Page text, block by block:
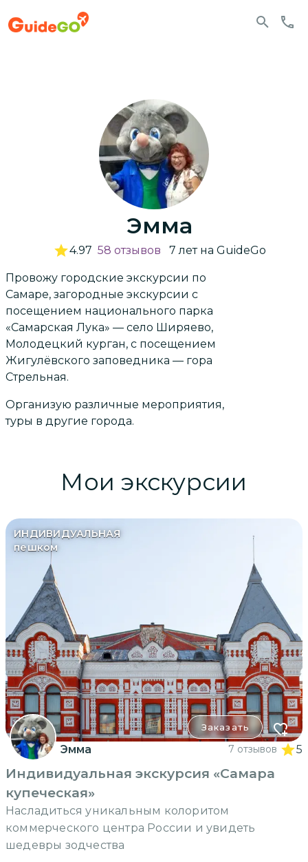
Эмма
4.97 58 отзывов 7 летна GuideGo
Провожу городские экскурсии по
Самаре, загородные экскурсии с
посещением национального парка
«Самарская Лука» — село Ширяево,
Молодецкий курган, с посещением
Жигулёвского заповедника — гора
Стрельная.
Организую различные мероприятия,
туры в другие города.
Мои экскурсии
ИНДИВИДУАЛЬНАЯ
пешком
Заказать
Эмма 7 отзывов 5
Индивидуальная экскурсия «Самара
купеческая»
Насладиться уникальным колоритом
коммерческого центра России и увидеть
шедевры зодчества